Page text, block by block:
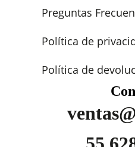
Preguntas
Política de
Política de